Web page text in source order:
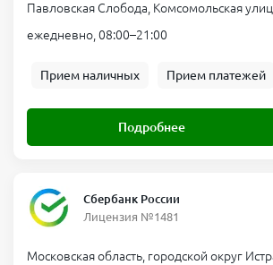
Павловская Слобода, Комсомольская
ежедневно, 08:00–21:00
Прием наличных Прием платежей
Подробнее
Сбербанк России
Лицензия №1481
Московская область, городской округ